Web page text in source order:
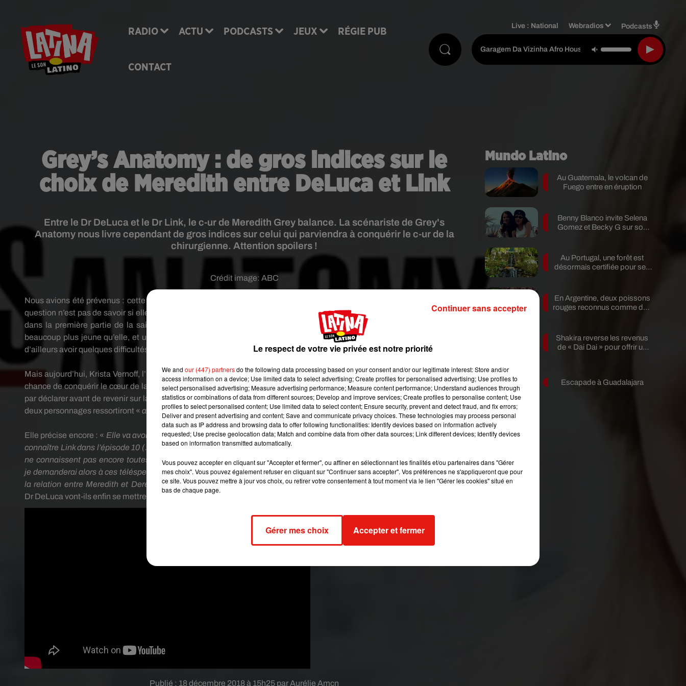
RADIO ACTU PODCASTS JEUX RÉGIE PUB
CONTACT
Live : National Webradios Podcasts
Garagem Da Vizinha Afro House - Dj Rumoafatima
Grey’s Anatomy : de gros indices sur le
choix de Meredith entre DeLuca et Link
Publié : 18 décembre 2018 à 15h25 par Aurélie Amcn
Entre le Dr DeLuca et le Dr Link, le c-ur de Meredith Grey balance. La scénariste de Grey's
Anatomy nous livre cependant de gros indices sur celui qui parviendra à conquérir le c-ur de la
chirurgienne. Attention spoilers !
Crédit image: ABC
Nous avions été prévenus : cette saison 15 de
question n’est pas de savoir si elle va trouver l’amour, mais plutôt avec qui, nous avons déjà eu quelques pistes sérieuses
dans la première partie de la saison 15 avec notamment un rapprochement physique avec le Dr
beaucoup plus jeune qu’elle, et un flirt avec le nouveau chirurgien Link, alias « le roi de l’orthopédie ».
d’ailleurs avoir quelques difficultés à se décider…
Mais aujourd’hui, Krista Vernoff, l’une des scénaristes de la série, nous révèle de gros indices concernant celui qui aura la
chance de conquérir le cœur de la chirurgienne. «Son aventure amoureuse s’est réduite à ce triangle», commence-t-elle
par déclarer avant de revenir sur la scène où les Dr Grey et DeLuca sont pris au piège dans un ascenseur. D’après elle, les
deux personnages ressortiront « avec une compréhension plus profonde l’un de l’autre».
Elle précise encore : « Elle va avoir l’occasion de mieux connaître DeLucadans l’épisode 9 et elle aura l’occasion de mieux
connaître Link dans l’épisode 10 (…) Les téléspectateurs ne connaissent pas l’ensemble de l’expérience de
ne connaissent pas encore toutes les expériences de vie de Link.Et si l’expérience de vie correspond à un code d’âge,
je demanderai alors à ces téléspectateurs d’examiner cela dans une double mesure, car ils n’ont jamais remis en question
la relation entre Meredithet Derek alors qu’il y avait aussi une vraie différence d’âge entre eux». Alors, Meredith et le
Dr DeLuca vont-ils enfin se mettre en couple ? La réponse le 17 janvier prochain avec l’épisode 9 de la saison 15.
Mundo Latino
Au Guatemala, le volcan de
Fuego entre en éruption
Benny Blanco invite Selena
Gomez et Becky G sur son
Au Portugal, une forêt est
désormais certifiée pour ses
En Argentine, deux poissons
rouges reconnus comme des
Shakira reverse les revenus
de « Dai Dai » pour offrir un
Escapade à Guadalajara
Le respect de votre vie privée est notre priorité
We and our (447) partnersdo the following data processing based on your consent and/or our legitimate interest: Store and/or
access information on a device; Use limited data to select advertising; Create profiles for personalised advertising; Use profiles to
select personalised advertising; Measure advertising performance; Measure content performance; Understand audiences through
statistics or combinations of data from different sources; Develop and improve services; Create profiles to personalise content; Use
profiles to select personalised content; Use limited data to select content; Ensure security, prevent and detect fraud, and fix errors;
Deliver and present advertising and content; Save and communicate privacy choices. These technologies may process personal
data such as IP address and browsing data to offer following functionalities: Identify devices based on information actively
requested; Use precise geolocation data; Match and combine data from other data sources; Link different devices; Identify devices
based on information transmitted automatically.
Vous pouvez accepter en cliquant sur "Accepter et fermer", ou affiner en sélectionnant les finalités et/ou partenaires dans "Gérer
mes choix". Vous pouvez également refuser en cliquant sur "Continuer sans accepter". Vos préférences ne s'appliqueront que pour
ce site. Vous pouvez mettre à jour vos choix, ou retirer votre consentement à tout moment via le lien "Gérer les cookies" situé en
bas de chaque page.
Gérer mes choix Accepter et fermer
Continuer sans accepter